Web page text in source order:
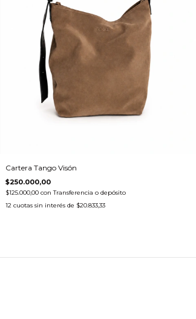
Cartera Tango Visón
$250.000,00
$125.000,00con Transferencia o depósito
12 cuotas sin interés de $20.833,33